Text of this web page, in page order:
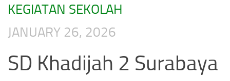
KEGIATAN SEKOLAH
JANUARY 26, 2026
SD Khadijah 2 Surabaya